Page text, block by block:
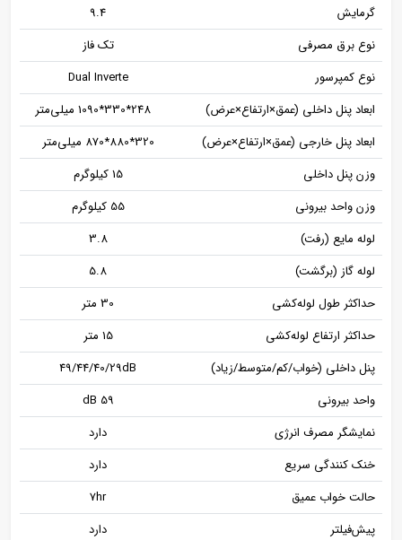
گرمایش
9.4
نوع برق مصرفی
تک‌ فاز
نوع کمپرسور
Dual Inverte
ابعاد پنل داخلی (عمق×ارتفاع×عرض)
248*330*1090 میلی‌متر
ابعاد پنل خارجی (عمق×ارتفاع×عرض)
320*880*870 میلی‌متر
وزن پنل داخلی
15 کیلوگرم
وزن واحد بیرونی
55 کیلوگرم
لوله مایع (رفت)
3.8
لوله گاز (برگشت)
5.8
حداکثر طول لوله‌کشی
30 متر
حداکثر ارتفاع لوله‌کشی
15 متر
پنل داخلی (خواب/کم/متوسط/زیاد)
49/44/40/29dB
واحد بیرونی
59 dB
نمایشگر مصرف انرژی
دارد
خنک‌ کنندگی سریع
دارد
حالت خواب عمیق
7hr
پیش‌فیلتر
دارد